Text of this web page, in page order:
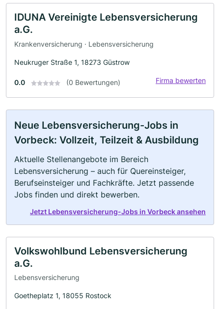
IDUNA Vereinigte Lebensversicherung
a.G.
Krankenversicherung · Lebensversicherung
Neukruger Straße 1, 18273 Güstrow
0.0 (0 Bewertungen) Firma bewerten
Neue Lebensversicherung-Jobs in
Vorbeck: Vollzeit, Teilzeit & Ausbildung
Aktuelle Stellenangebote im Bereich
Lebensversicherung – auch für Quereinsteiger,
Berufseinsteiger und Fachkräfte. Jetzt passende
Jobs finden und direkt bewerben.
Jetzt Lebensversicherung-Jobs in Vorbeck ansehen
Volkswohlbund Lebensversicherung
a.G.
Lebensversicherung
Goetheplatz 1, 18055 Rostock